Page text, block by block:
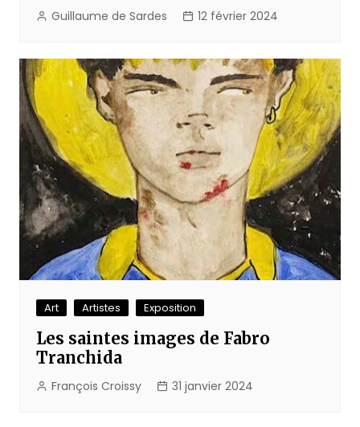
Guillaume de Sardes 12 février 2024
Art Artistes Exposition
Les saintes images de Fabro
Tranchida
François Croissy 31 janvier 2024